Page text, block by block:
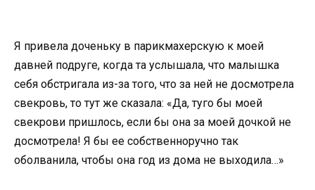
Я привела доченьку в парикмахерскую к моей
давней подруге, когда та услышала, что малышка
себя обстригала из-за того, что за ней не досмотрела
свекровь, то тут же сказала: «Да, туго бы моей
свекрови пришлось, если бы она за моей дочкой не
досмотрела! Я бы ее собственноручно так
оболванила, чтобы она год из дома не выходила…»